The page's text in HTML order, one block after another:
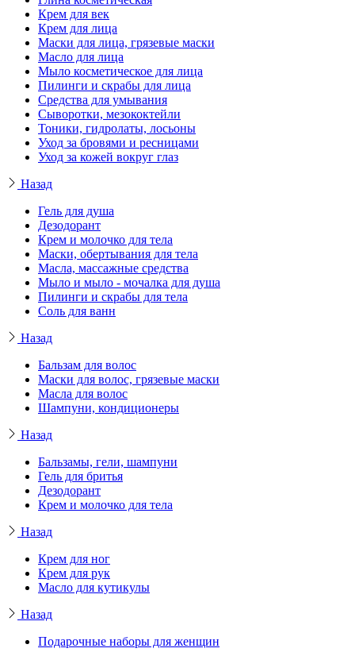
Крем для век
Крем для лица
Маски для лица, грязевые маски
Масло для лица
Мыло косметическое для лица
Пилинги и скрабы для лица
Средства для умывания
Сыворотки, мезококтейли
Тоники, гидролаты, лосьоны
Уход за бровями и ресницами
Уход за кожей вокруг глаз
Назад
Гель для душа
Дезодорант
Крем и молочко для тела
Маски, обертывания для тела
Масла, массажные средства
Мыло и мыло - мочалка для душа
Пилинги и скрабы для тела
Соль для ванн
Назад
Бальзам для волос
Маски для волос, грязевые маски
Масла для волос
Шампуни, кондиционеры
Назад
Бальзамы, гели, шампуни
Гель для бритья
Дезодорант
Крем и молочко для тела
Назад
Крем для ног
Крем для рук
Масло для кутикулы
Назад
Подарочные наборы для женщин